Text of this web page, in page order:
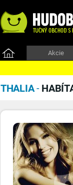
Akcie
THALIA-